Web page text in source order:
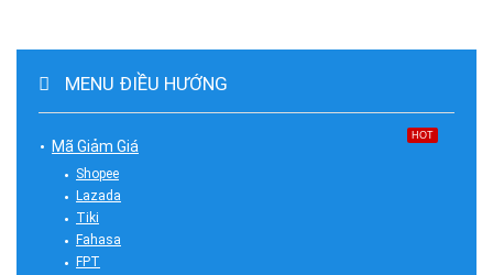
MENU ĐIỀU HƯỚNG
Mã Giảm Giá
HOT
Shopee
Lazada
Tiki
Fahasa
FPT